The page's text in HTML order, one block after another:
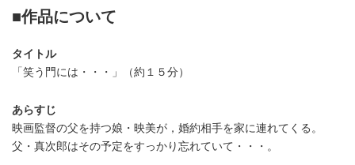
■作品について
タイトル
「笑う門には・・・」（約１５分）
あらすじ
映画監督の父を持つ娘・映美が，婚約相手を家に連れてくる。
父・真次郎はその予定をすっかり忘れていて・・・。